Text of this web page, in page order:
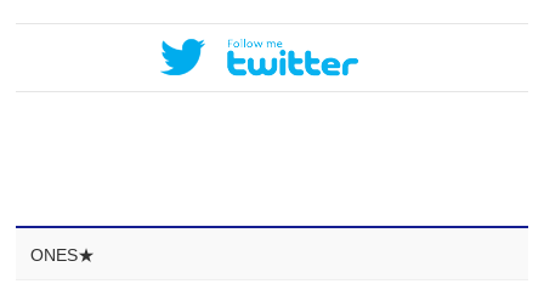
ONES★